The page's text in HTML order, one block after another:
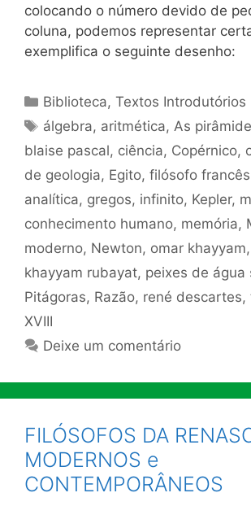
colocando o número devido de
coluna, podemos representar
exemplifica o seguinte desenho:
Categorias
Biblioteca,Textos Introdutórios
Tags
álgebra, aritmética, As
blaise pascal, ciência, Copérnico,
de geologia, Egito, filósofo francês
analítica, gregos, infinito, Kepler,
conhecimento humano, memória,
moderno, Newton, omar khayyam,
khayyam rubayat, peixes de água
Pitágoras, Razão, rené descartes,
XVIII
Deixe um comentário
FILÓSOFOS DA
MODERNOS e
CONTEMPORÂNEOS